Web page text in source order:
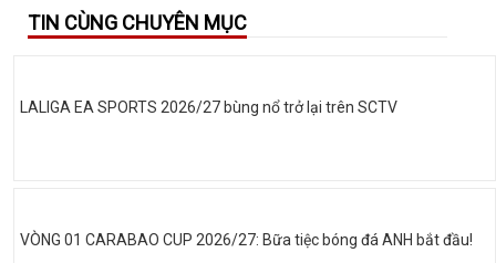
TIN CÙNG CHUYÊN MỤC
LALIGA EA SPORTS 2026/27 bùng nổ trở lại trên SCTV
VÒNG 01 CARABAO CUP 2026/27: Bữa tiệc bóng đá ANH bắt đầu!